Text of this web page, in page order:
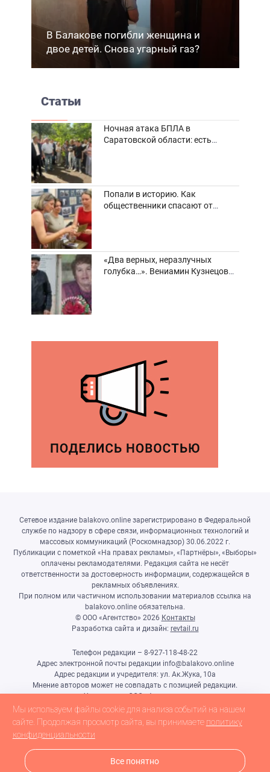
В Балакове погибли женщина и
двое детей. Снова угарный газ?
Статьи
Ночная атака БПЛА в
Саратовской области: есть
Попали в историю. Как
общественники спасают от
«Два верных, неразлучных
голубка…». Вениамин Кузнецов
Сетевое издание balakovo.online зарегистрировано в Федеральной
службе по надзору в сфере связи, информационных технологий и
массовых коммуникаций (Роскомнадзор) 30.06.2022 г.
Публикации с пометкой «На правах рекламы», «Партнёры», «Выборы»
оплачены рекламодателями. Редакция сайта не несёт
ответственности за достоверность информации, содержащейся в
рекламных объявлениях.
При полном или частичном использовании материалов ссылка на
balakovo.online обязательна.
© ООО «Агентство» 2026 Контакты
Разработка сайта и дизайн: revtail.ru
Телефон редакции – 8-927-118-48-22
Адрес электронной почты редакции info@balakovo.online
Адрес редакции и учредителя: ул. Ак.Жука, 10а
Мнение авторов может не совпадать с позицией редакции.
Учредитель: ООО «Агентство»
Гл.редактор Ивлиева Н.Н.
Настоящий ресурс может содержать материалы 18+
Мы используем файлы cookie для анализа событий на нашем
сайте. Продолжая просмотр сайта, вы принимаете политику
конфиденциальности
Все понятно